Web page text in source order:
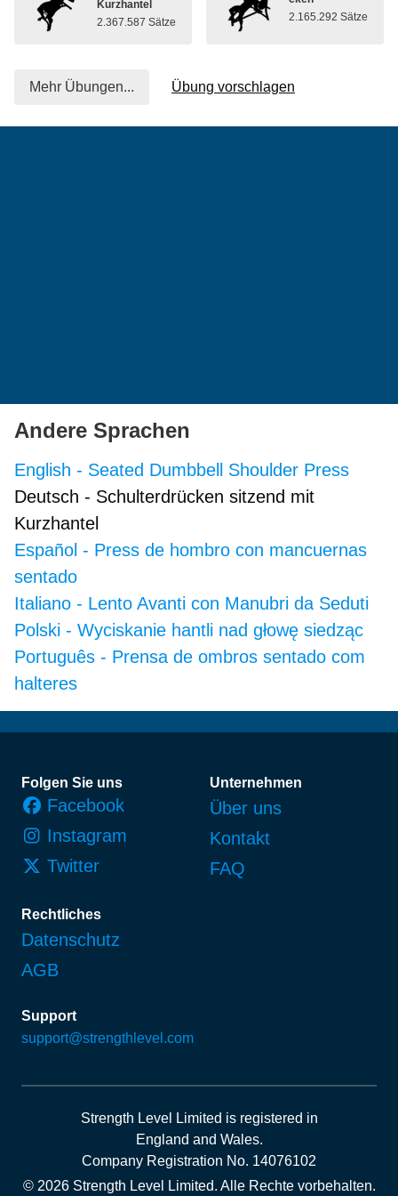
Kurzhantel
2.367.587 Sätze
2.165.292 Sätze
Mehr Übungen... Übung vorschlagen
Andere Sprachen
English - Seated Dumbbell Shoulder Press
Deutsch - Schulterdrücken sitzend mit
Kurzhantel
Español - Press de hombro con mancuernas
sentado
Italiano - Lento Avanti con Manubri da Seduti
Polski - Wyciskanie hantli nad głowę siedząc
Português - Prensa de ombros sentado com
halteres
Fußzeile
Folgen Sie uns
Facebook
Instagram
Twitter
Unternehmen
Über uns
Kontakt
FAQ
Rechtliches
Datenschutz
AGB
Support
support@strengthlevel.com
Strength Level Limited is registered in
England and Wales.
Company Registration No. 14076102
© 2026 Strength Level Limited. Alle Rechte vorbehalten.